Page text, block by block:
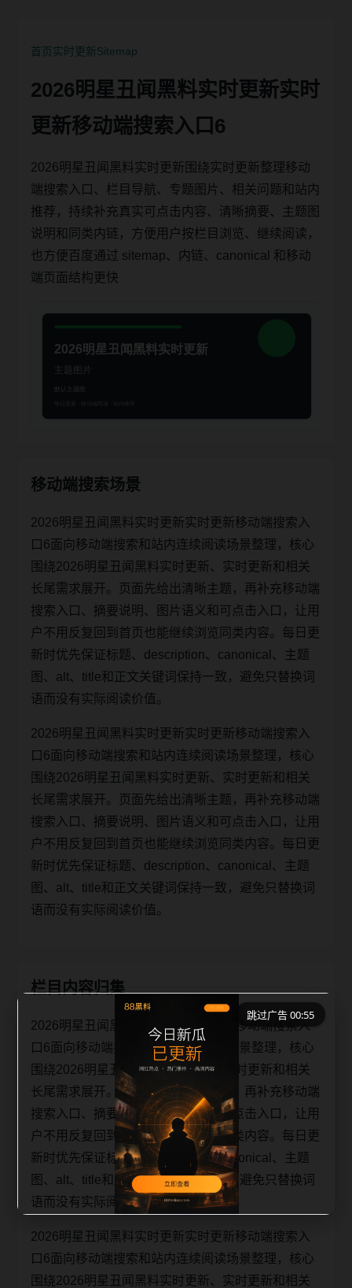
首页实时更新Sitemap
2026明星丑闻黑料实时更新实时
更新移动端搜索入口6
2026明星丑闻黑料实时更新围绕实时更新整理移动
端搜索入口、栏目导航、专题图片、相关问题和站内
推荐，持续补充真实可点击内容、清晰摘要、主题图
说明和同类内链，方便用户按栏目浏览、继续阅读，
也方便百度通过 sitemap、内链、canonical 和移动
端页面结构更快
移动端搜索场景
2026明星丑闻黑料实时更新实时更新移动端搜索入
口6面向移动端搜索和站内连续阅读场景整理，核心
围绕2026明星丑闻黑料实时更新、实时更新和相关
长尾需求展开。页面先给出清晰主题，再补充移动端
搜索入口、摘要说明、图片语义和可点击入口，让用
户不用反复回到首页也能继续浏览同类内容。每日更
新时优先保证标题、description、canonical、主题
图、alt、title和正文关键词保持一致，避免只替换词
语而没有实际阅读价值。
2026明星丑闻黑料实时更新实时更新移动端搜索入
口6面向移动端搜索和站内连续阅读场景整理，核心
围绕2026明星丑闻黑料实时更新、实时更新和相关
长尾需求展开。页面先给出清晰主题，再补充移动端
搜索入口、摘要说明、图片语义和可点击入口，让用
户不用反复回到首页也能继续浏览同类内容。每日更
新时优先保证标题、description、canonical、主题
图、alt、title和正文关键词保持一致，避免只替换词
语而没有实际阅读价值。
栏目内容归集
2026明星丑闻黑料实时更新实时更新移动端搜索入
口6面向移动端搜索和站内连续阅读场景整理，核心
围绕2026明星丑闻黑料实时更新、实时更新和相关
长尾需求展开。页面先给出清晰主题，再补充移动端
搜索入口、摘要说明、图片语义和可点击入口，让用
户不用反复回到首页也能继续浏览同类内容。每日更
新时优先保证标题、description、canonical、主题
图、alt、title和正文关键词保持一致，避免只替换词
语而没有实际阅读价值。
2026明星丑闻黑料实时更新实时更新移动端搜索入
口6面向移动端搜索和站内连续阅读场景整理，核心
围绕2026明星丑闻黑料实时更新、实时更新和相关
跳过广告 00:55